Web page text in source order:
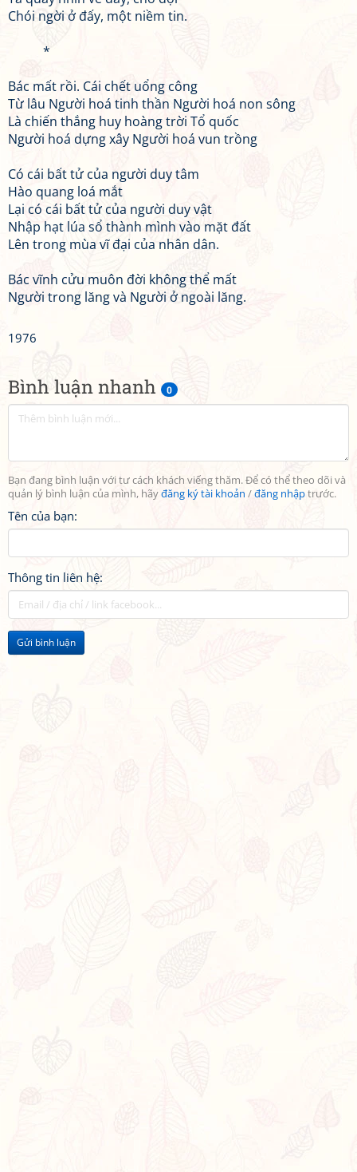
Bình luận nhanh 0
Bạn đang bình luận với tư cách khách viếng thăm. Để có thể theo dõi và
quản lý bình luận của mình, hãyđăng ký tài khoản /đăng nhậptrước.
Tên của bạn:
Thông tin liên hệ:
Gửi bình luận
Chói ngời ở đấy, một niềm tin.
*
Bác mất rồi. Cái chết uổng công
Từ lâu Người hoá tinh thần Người hoá non sông
Là chiến thắng huy hoàng trời Tổ quốc
Người hoá dựng xây Người hoá vun trồng
Có cái bất tử của người duy tâm
Hào quang loá mắt
Lại có cái bất tử của người duy vật
Nhập hạt lúa sổ thành mình vào mặt đất
Lên trong mùa vĩ đại của nhân dân.
Bác vĩnh cửu muôn đời không thể mất
Người trong lăng và Người ở ngoài lăng.
1976